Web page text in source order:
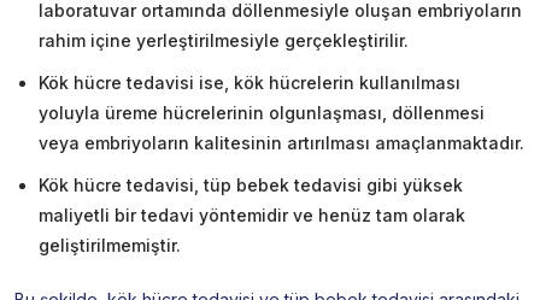
laboratuvar ortamında döllenmesiyle oluşan embriyoların
rahim içine yerleştirilmesiyle gerçekleştirilir.
Kök hücre tedavisi ise, kök hücrelerin kullanılması
yoluyla üreme hücrelerinin olgunlaşması, döllenmesi
veya embriyoların kalitesinin artırılması amaçlanmaktadır.
Kök hücre tedavisi, tüp bebek tedavisi gibi yüksek
maliyetli bir tedavi yöntemidir ve henüz tam olarak
geliştirilmemiştir.